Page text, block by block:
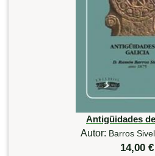
Antigüidades
Autor: Barros
14,00 €